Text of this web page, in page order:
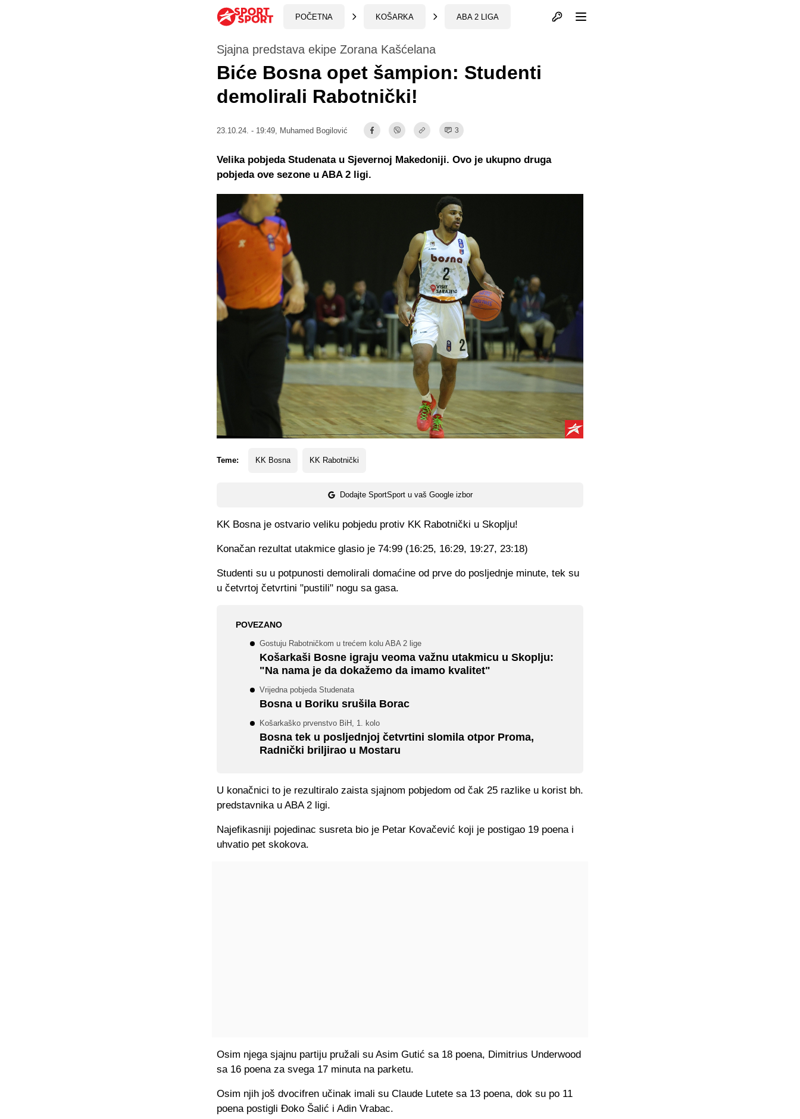
POČETNA KOŠARKA ABA 2 LIGA Otvori profil
Sjajna predstava ekipe Zorana Kašćelana
Biće Bosna opet šampion: Studenti
demolirali Rabotnički!
23.10.24. - 19:49, Muhamed Bogilović 3
Teme: KK Bosna KK Rabotnički
Dodajte SportSport u vaš Google izbor
Velika pobjeda Studenata u Sjevernoj Makedoniji. Ovo je ukupno druga
pobjeda ove sezone u ABA 2 ligi.
KK Bosna je ostvario veliku pobjedu protiv KK Rabotnički u Skoplju!
Konačan rezultat utakmice glasio je 74:99 (16:25, 16:29, 19:27, 23:18)
Studenti su u potpunosti demolirali domaćine od prve do posljednje minute, tek su
u četvrtoj četvrtini "pustili" nogu sa gasa.
POVEZANO
Gostuju Rabotničkom u trećem kolu ABA 2 lige
Košarkaši Bosne igraju veoma važnu utakmicu u Skoplju:
"Na nama je da dokažemo da imamo kvalitet"
Vrijedna pobjeda Studenata
Bosna u Boriku srušila Borac
Košarkaško prvenstvo BiH, 1. kolo
Bosna tek u posljednjoj četvrtini slomila otpor Proma,
Radnički briljirao u Mostaru
U konačnici to je rezultiralo zaista sjajnom pobjedom od čak 25 razlike u korist bh.
predstavnika u ABA 2 ligi.
Najefikasniji pojedinac susreta bio je Petar Kovačević koji je postigao 19 poena i
uhvatio pet skokova.
Osim njega sjajnu partiju pružali su Asim Gutić sa 18 poena, Dimitrius Underwood
sa 16 poena za svega 17 minuta na parketu.
Osim njih još dvocifren učinak imali su Claude Lutete sa 13 poena, dok su po 11
poena postigli Đoko Šalić i Adin Vrabac.